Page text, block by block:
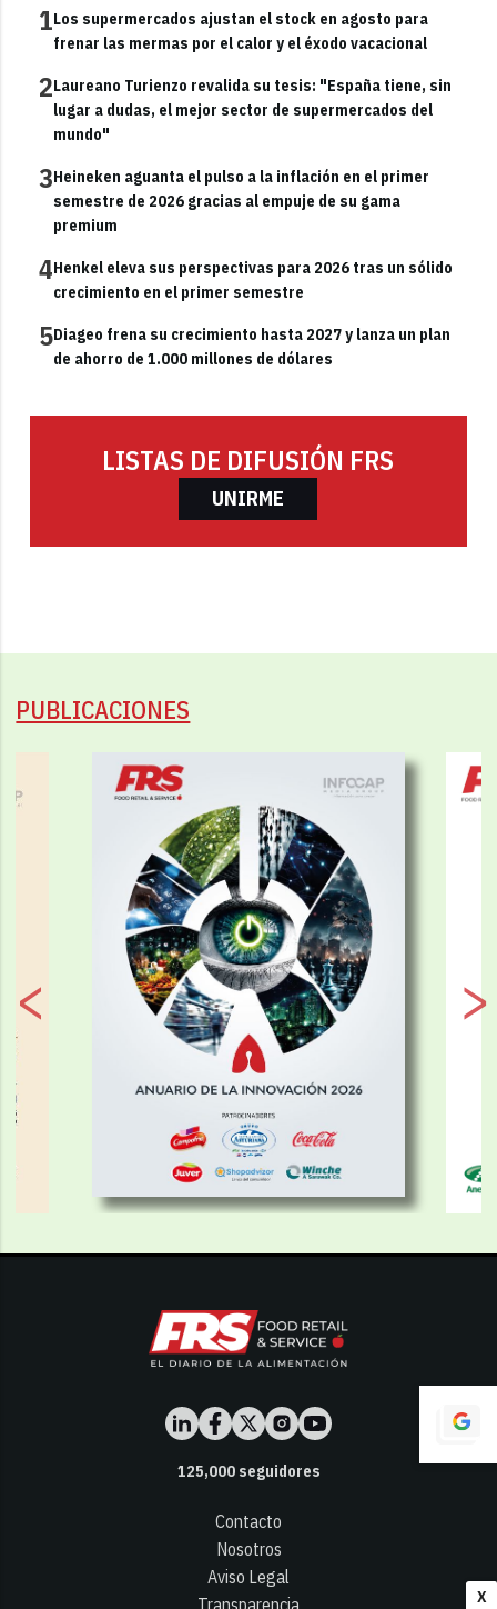
X
1Los supermercados ajustan el stock en agosto para
frenar las mermas por el calor y el éxodo vacacional
2Laureano Turienzo revalida su tesis: "España tiene, sin
lugar a dudas, el mejor sector de supermercados del
mundo"
3Heineken aguanta el pulso a la inflación en el primer
semestre de 2026 gracias al empuje de su gama
premium
4Henkel eleva sus perspectivas para 2026 tras un sólido
crecimiento en el primer semestre
5Diageo frena su crecimiento hasta 2027 y lanza un plan
de ahorro de 1.000 millones de dólares
LISTAS DE DIFUSIÓN FRS
UNIRME
PUBLICACIONES
125,000seguidores
Contacto
Nosotros
Aviso Legal